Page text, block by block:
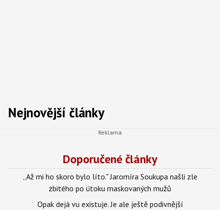
Nejnovější články
Doporučené články
„Až mi ho skoro bylo líto." Jaromíra Soukupa našli zle
zbitého po útoku maskovaných mužů
Opak dejá vu existuje. Je ale ještě podivnější